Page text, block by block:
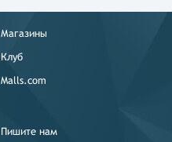
Магазины
Клуб
Malls.com
Пишите нам